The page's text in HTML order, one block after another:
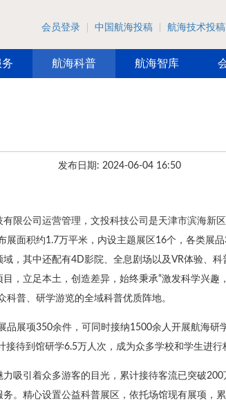
会员登录 中国航海投稿 航海技术投稿
航海科普 航海智库
发布日期: 2024-06-04 16:50
限公司运营管理，文投科技公司是天津市滨海新
展面积约1.7万平米，内设主题展区16个，各类展
，其中还配有4D影院、全息剧场以及VR体验、
，立足本土，创造差异，始终秉承“激发科学兴
普、研学游览的全域科普优质阵地。
品展项350余件，可同时接纳1500余人开展航海研
待到馆研学6.5万人次，成为众多学校和学生进行
吸引着众多游客的目光，累计接待客流已突破
。精心设置公益科普展区，依托场馆现有展项，